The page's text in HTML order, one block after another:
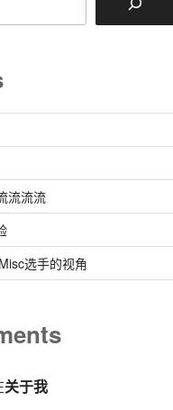
流流流
选手的视角
关于我